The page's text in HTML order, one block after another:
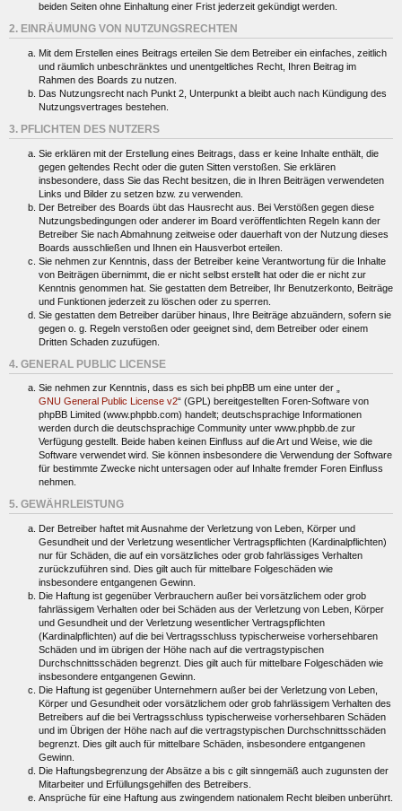
beiden Seiten ohne Einhaltung einer Frist jederzeit gekündigt werden.
2. EINRÄUMUNG VON NUTZUNGSRECHTEN
Mit dem Erstellen eines Beitrags erteilen Sie dem Betreiber ein einfaches, zeitlich
und räumlich unbeschränktes und unentgeltliches Recht, Ihren Beitrag im
Rahmen des Boards zu nutzen.
Das Nutzungsrecht nach Punkt 2, Unterpunkt a bleibt auch nach Kündigung des
Nutzungsvertrages bestehen.
3. PFLICHTEN DES NUTZERS
Sie erklären mit der Erstellung eines Beitrags, dass er keine Inhalte enthält, die
gegen geltendes Recht oder die guten Sitten verstoßen. Sie erklären
insbesondere, dass Sie das Recht besitzen, die in Ihren Beiträgen verwendeten
Links und Bilder zu setzen bzw. zu verwenden.
Der Betreiber des Boards übt das Hausrecht aus. Bei Verstößen gegen diese
Nutzungsbedingungen oder anderer im Board veröffentlichten Regeln kann der
Betreiber Sie nach Abmahnung zeitweise oder dauerhaft von der Nutzung dieses
Boards ausschließen und Ihnen ein Hausverbot erteilen.
Sie nehmen zur Kenntnis, dass der Betreiber keine Verantwortung für die Inhalte
von Beiträgen übernimmt, die er nicht selbst erstellt hat oder die er nicht zur
Kenntnis genommen hat. Sie gestatten dem Betreiber, Ihr Benutzerkonto, Beiträge
und Funktionen jederzeit zu löschen oder zu sperren.
Sie gestatten dem Betreiber darüber hinaus, Ihre Beiträge abzuändern, sofern sie
gegen o. g. Regeln verstoßen oder geeignet sind, dem Betreiber oder einem
Dritten Schaden zuzufügen.
4. GENERAL PUBLIC LICENSE
Sie nehmen zur Kenntnis, dass es sich bei phpBB um eine unter der „
GNU General Public License v2“ (GPL) bereitgestellten Foren-Software von
phpBB Limited (www.phpbb.com) handelt; deutschsprachige Informationen
werden durch die deutschsprachige Community unter www.phpbb.de zur
Verfügung gestellt. Beide haben keinen Einfluss auf die Art und Weise, wie die
Software verwendet wird. Sie können insbesondere die Verwendung der Software
für bestimmte Zwecke nicht untersagen oder auf Inhalte fremder Foren Einfluss
nehmen.
5. GEWÄHRLEISTUNG
Der Betreiber haftet mit Ausnahme der Verletzung von Leben, Körper und
Gesundheit und der Verletzung wesentlicher Vertragspflichten (Kardinalpflichten)
nur für Schäden, die auf ein vorsätzliches oder grob fahrlässiges Verhalten
zurückzuführen sind. Dies gilt auch für mittelbare Folgeschäden wie
insbesondere entgangenen Gewinn.
Die Haftung ist gegenüber Verbrauchern außer bei vorsätzlichem oder grob
fahrlässigem Verhalten oder bei Schäden aus der Verletzung von Leben, Körper
und Gesundheit und der Verletzung wesentlicher Vertragspflichten
(Kardinalpflichten) auf die bei Vertragsschluss typischerweise vorhersehbaren
Schäden und im übrigen der Höhe nach auf die vertragstypischen
Durchschnittsschäden begrenzt. Dies gilt auch für mittelbare Folgeschäden wie
insbesondere entgangenen Gewinn.
Die Haftung ist gegenüber Unternehmern außer bei der Verletzung von Leben,
Körper und Gesundheit oder vorsätzlichem oder grob fahrlässigem Verhalten des
Betreibers auf die bei Vertragsschluss typischerweise vorhersehbaren Schäden
und im Übrigen der Höhe nach auf die vertragstypischen Durchschnittsschäden
begrenzt. Dies gilt auch für mittelbare Schäden, insbesondere entgangenen
Gewinn.
Die Haftungsbegrenzung der Absätze a bis c gilt sinngemäß auch zugunsten der
Mitarbeiter und Erfüllungsgehilfen des Betreibers.
Ansprüche für eine Haftung aus zwingendem nationalem Recht bleiben unberührt.